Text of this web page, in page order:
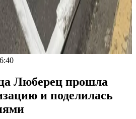
Люберец прошла
и поделилась